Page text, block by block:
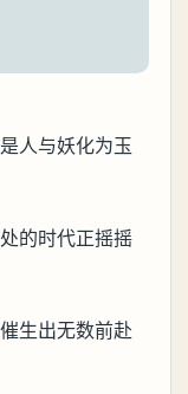
人与妖化为玉
的时代正摇摇
生出无数前赴